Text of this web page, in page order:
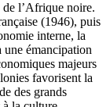
de l’Afrique noire.
(1946), puis
interne, la
émancipation
majeurs
favorisent la
des grands